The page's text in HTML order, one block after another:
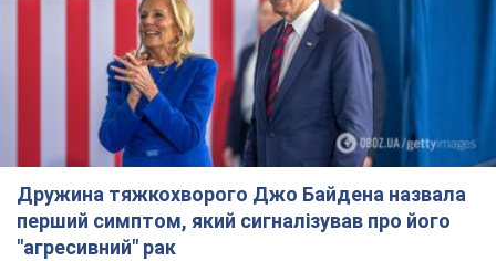
Дружина тяжкохворого Джо Байдена назвала
перший симптом, який сигналізував про його
"агресивний" рак